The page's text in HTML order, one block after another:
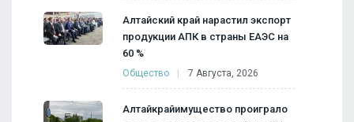
Алтайский край нарастил экспорт
продукции АПК в страны ЕАЭС на
60 %
Общество 7 Августа, 2026
Алтайкрайимущество проиграло